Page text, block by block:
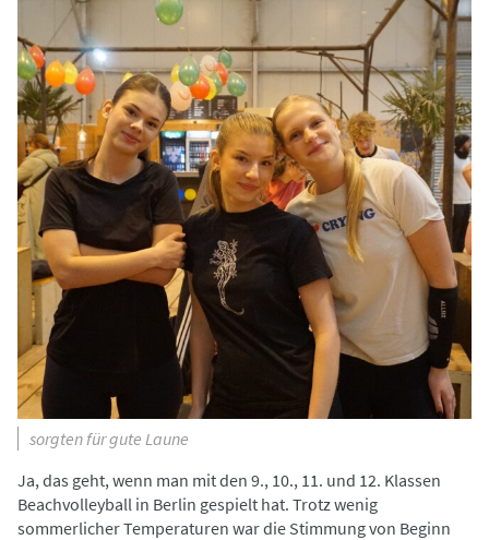
sorgten für gute Laune
Ja, das geht, wenn man mit den 9., 10., 11. und 12. Klassen
Beachvolleyball in Berlin gespielt hat. Trotz wenig
sommerlicher Temperaturen war die Stimmung von Beginn